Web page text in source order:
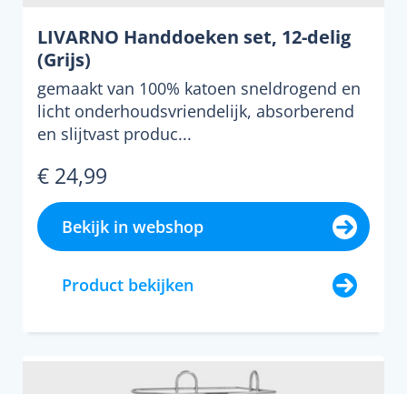
LIVARNO Handdoeken set, 12-delig
(Grijs)
gemaakt van 100% katoen sneldrogend en
licht onderhoudsvriendelijk, absorberend
en slijtvast produc...
€ 24,99
Bekijk in webshop
Product bekijken